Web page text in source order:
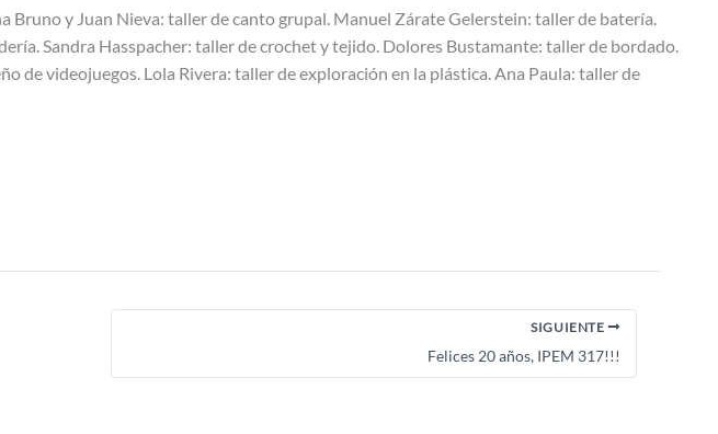
y Juan Nieva: taller de canto grupal. Manuel Zárate Gelerstein: taller de batería.
Sandra Hasspacher: taller de crochet y tejido. Dolores Bustamante: taller de bordado.
videojuegos. Lola Rivera: taller de exploración en la plástica. Ana Paula: taller de
SIGUIENTE
Felices 20 años, IPEM 317!!!